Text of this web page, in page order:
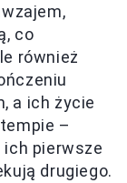
co
również
a ich życie
–
ich pierwsze
drugiego.